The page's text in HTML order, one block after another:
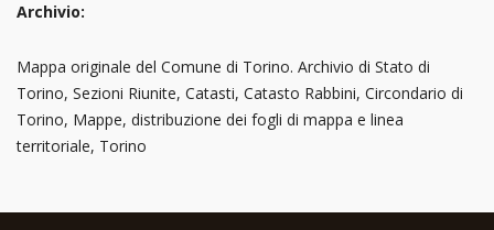
Archivio:
Mappa originale del Comune di Torino. Archivio di Stato di
Torino, Sezioni Riunite, Catasti, Catasto Rabbini, Circondario di
Torino, Mappe, distribuzione dei fogli di mappa e linea
territoriale, Torino